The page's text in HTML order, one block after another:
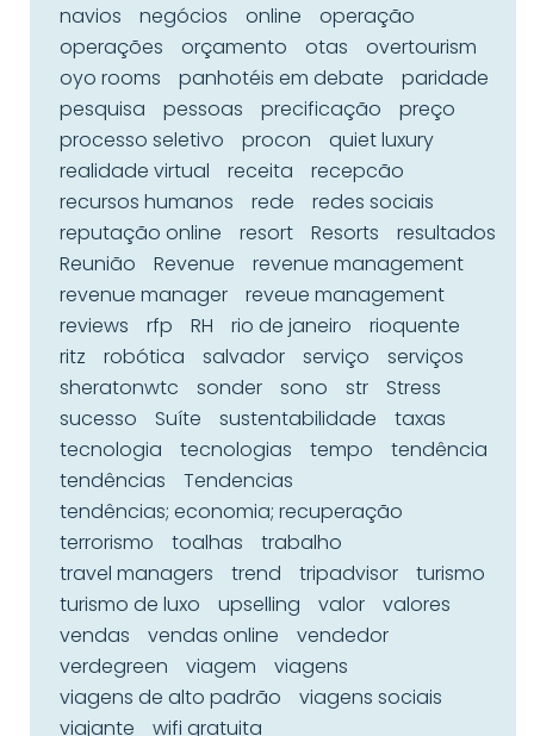
navios
negócios online
operação
operações
orçamento otas
overtourism
oyo rooms
panhotéis em debate
paridade
pesquisa
pessoas precificação
preço
processo seletivo
procon
quiet luxury
realidade virtual
receita
recepcão
recursos humanos
rede
redes sociais
reputação online
resort Resorts
resultados
Reunião
Revenue
revenue management
revenue manager
reveue management
reviews
rfp RH rio de janeiro
rioquente
ritz
robótica salvador serviço
serviços
sheratonwtc
sonder sono str
Stress
sucesso
Suíte sustentabilidade
taxas
tecnologia
tecnologias tempo
tendência
tendências
Tendencias
tendências; economia; recuperação
terrorismo
toalhas
trabalho
travel managers
trend tripadvisor
turismo
turismo de luxo
upselling valor
valores
vendas
vendas online
vendedor
verdegreen
viagem
viagens
viagens de alto padrão
viagens sociais
viajante
wifi gratuita